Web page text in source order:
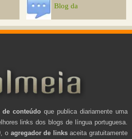
Blog da
de conteúdo que publica diariamente uma
links dos blogs de língua portuguesa.
o agregador de linksaceita gratuitamente